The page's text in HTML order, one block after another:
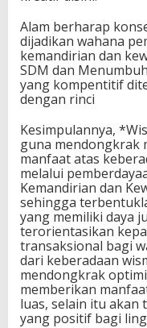
Alam berharap
dijadikan wahana
kemandirian dan
SDM dan
yang kompentitif
dengan rinci
Kesimpulannya,
guna mendongkrak
manfaat atas
melalui
Kemandirian dan
sehingga
yang memiliki daya
terorientasikan
transaksional bagi
dari keberadaan
mendongkrak
memberikan
luas, selain itu akan
yang positif bagi